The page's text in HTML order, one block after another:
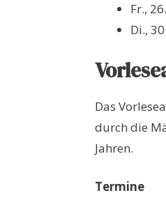
Fr.,
Di.,
Das
durch die
Jahren.
Termine